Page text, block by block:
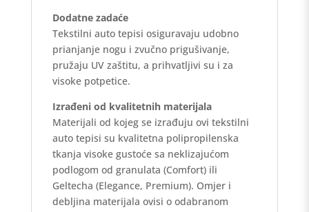
Dodatne zadaće
Tekstilni auto tepisi osiguravaju udobno
prianjanje nogu i zvučno prigušivanje,
pružaju UV zaštitu, a prihvatljivi su i za
visoke potpetice.
Izrađeni od kvalitetnih materijala
Materijali od kojeg se izrađuju ovi tekstilni
auto tepisi su kvalitetna polipropilenska
tkanja visoke gustoće sa neklizajućom
podlogom od granulata (Comfort) ili
Geltecha (Elegance, Premium). Omjer i
debljina materijala ovisi o odabranom